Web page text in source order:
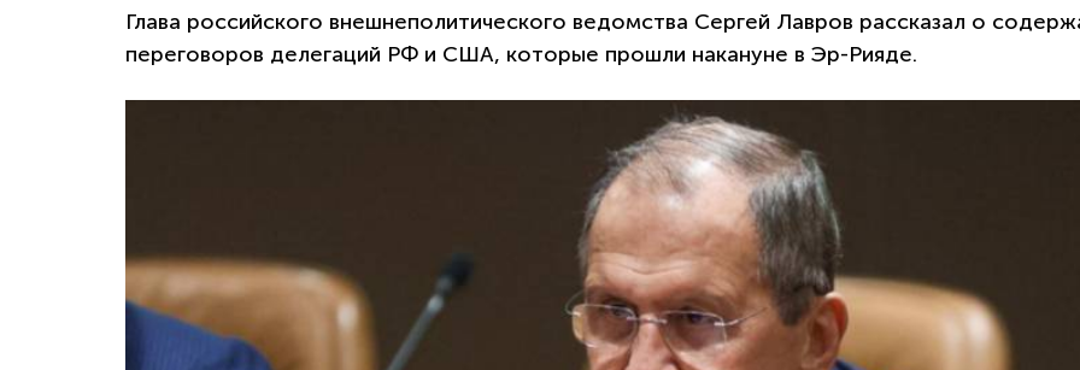
Глава российского внешнеполитического ведомства Сергей Лавров рассказал о
переговоров делегаций РФ и США, которые прошли накануне в Эр-Рияде.